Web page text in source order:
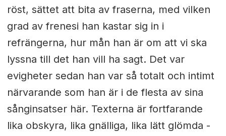
röst, sättet att bita av fraserna, med vilken
grad av frenesi han kastar sig in i
refrängerna, hur mån han är om att vi ska
lyssna till det han vill ha sagt. Det var
evigheter sedan han var så totalt och intimt
närvarande som han är i de flesta av sina
sånginsatser här. Texterna är fortfarande
lika obskyra, lika gnälliga, lika lätt glömda -